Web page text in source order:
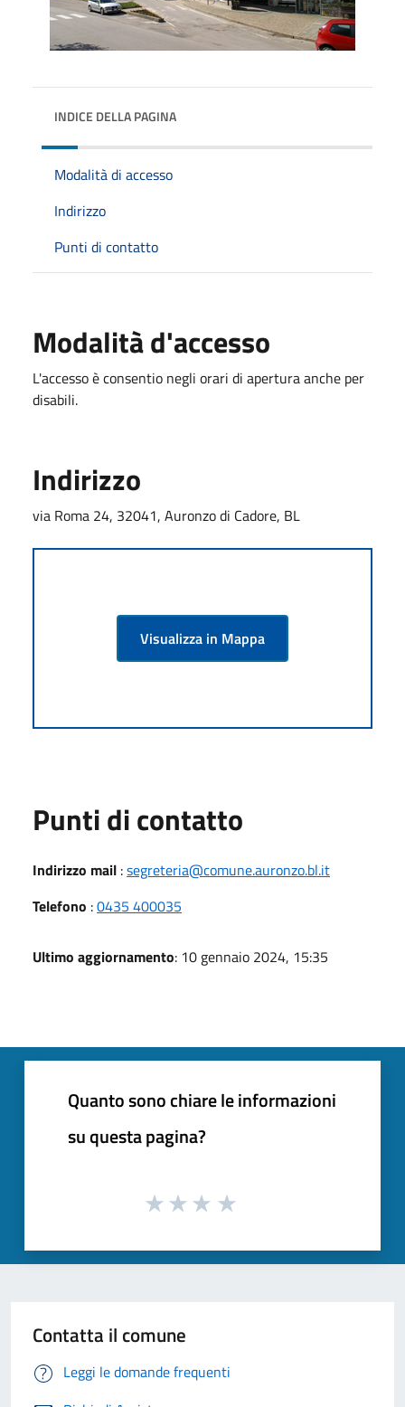
INDICE DELLA PAGINA
Modalità di accesso
Indirizzo
Punti di contatto
Modalità d'accesso
L'accesso è consentio negli orari di apertura anche per
disabili.
Indirizzo
via Roma 24, 32041, Auronzo di Cadore, BL
Visualizza in Mappa
Punti di contatto
Indirizzo mail :segreteria@comune.auronzo.bl.it
Telefono :0435 400035
Ultimo aggiornamento: 10 gennaio 2024, 15:35
Quanto sono chiare le informazioni
su questa pagina?
Contatta il comune
Leggi le domande frequenti